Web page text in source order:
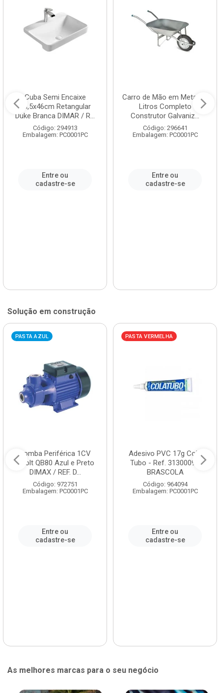
Cuba Semi Encaixe
58,5x46cm Retangular
Duke Branca DIMAR / R...
Código: 294913
Embalagem: PC0001PC
Entre ou
cadastre-se
Carro de Mão em Metal 60
Litros Completo
Construtor Galvaniz...
Código: 296641
Embalagem: PC0001PC
Entre ou
cadastre-se
Solução em construção
PASTA AZUL
Bomba Periférica 1CV
Bivolt QB80 Azul e Preto
DIMAX / REF. D...
Código: 972751
Embalagem: PC0001PC
Entre ou
cadastre-se
PASTA VERMELHA
Adesivo PVC 17g Cola
Tubo - Ref. 3130009 -
BRASCOLA
Código: 964094
Embalagem: PC0001PC
Entre ou
cadastre-se
As melhores marcas para o seu negócio